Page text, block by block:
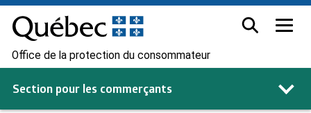
Office de la protection du consommateur
Section pour les commerçants